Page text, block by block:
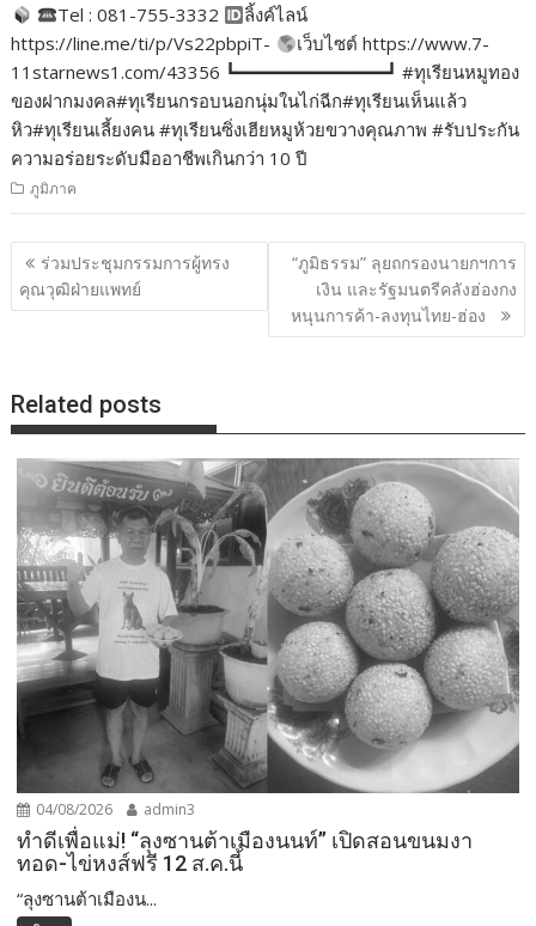
Tel : 081-755-3332
ลิ้งค์ไลน์
https://line.me/ti/p/Vs22pbpiT-
เว็บไซต์ https://www.7-
11starnews1.com/43356 ┗━━━━━━━━━━━━━━┛ #ทุเรียนหมูทอง
ของฝากมงคล#ทุเรียนกรอบนอกนุ่มในไก่ฉีก#ทุเรียนเห็นแล้ว
หิว#ทุเรียนเลี้ยงคน #ทุเรียนซิ่งเฮียหมูห้วยขวางคุณภาพ #รับประกัน
ความอร่อยระดับมืออาชีพเกินกว่า 10 ปี
ภูมิภาค
แนะแนว
เรื่อง
ร่วมประชุมกรรมการผู้ทรง
คุณวุฒิฝ่ายแพทย์
“ภูมิธรรม” ลุยถกรองนายกฯการ
เงิน และรัฐมนตรีคลังฮ่องกง
หนุนการค้า-ลงทุนไทย-ฮ่อง
Related posts
04/08/2026 admin3
ทำดีเพื่อแม่! “ลุงซานต้าเมืองนนท์” เปิดสอนขนมงา
ทอด-ไข่หงส์ฟรี 12 ส.ค.นี้
“ลุงซานต้าเมืองน...